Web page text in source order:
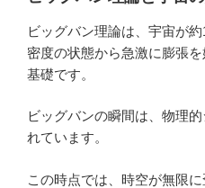
ビッグバン理論は、宇宙が
密度の状態から急激に膨張
基礎です。
ビッグバンの瞬間は、物理
れています。
この時点では、時空が無限